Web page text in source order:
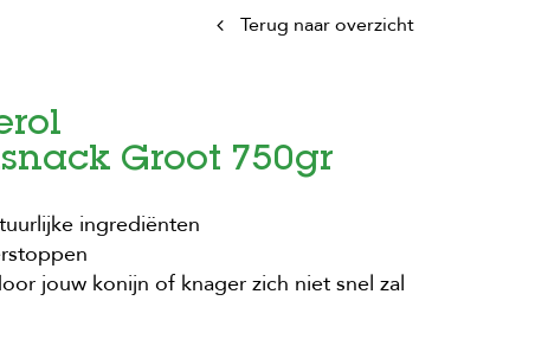
Terug naar overzicht
Groot 750gr
ingrediënten
jouw konijn of knager zich niet snel zal